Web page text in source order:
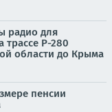
радио для
Р-280
области до Крыма
пенсии